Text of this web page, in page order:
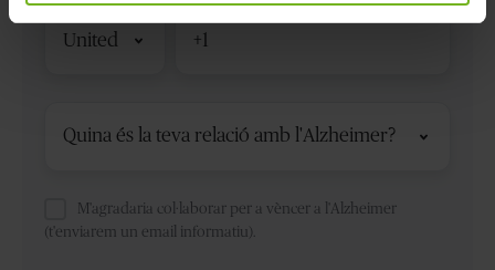
Código
amb
malaltia*
M'agradaria col·laborar per a vèncer a l'Alzheimer
(t'enviarem un email informatiu).